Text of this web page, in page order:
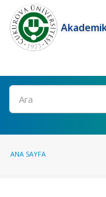
Ara
ANA SAYFA